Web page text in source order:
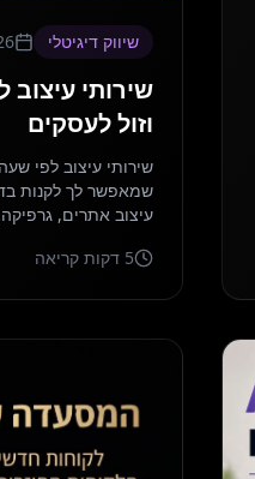
שיווק דיגיטלי
שירותי
וזול לעסקים
שמאפשר לך לקנות
עיצוב אתרים,
5 דקות קריאה